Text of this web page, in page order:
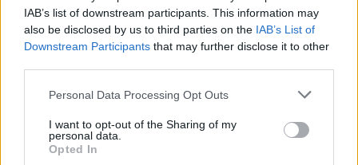
IAB’s list of downstream participants. This information may
also be disclosed by us to third parties on the IAB’s List of
Downstream Participants that may further disclose it to other
Please note that this website/app uses one or more Google
not limited to your visit or usage behaviour. You may click to
grant or deny consent to Google and its third-party tags to
use your data for below specified purposes in below Google
Personal Data Processing Opt Outs
I want to opt-out of the Sharing of my
personal data.
Opted In
Felhasználónév
Jelszó
Elfelejtette jelszavát?
Bejelentkezés
faiskola.hu
Kertészeti, kerti termékek és szolgáltatások térképes